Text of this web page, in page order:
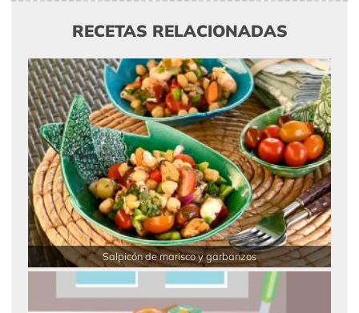
RECETAS RELACIONADAS
Salpicón de marisco y garbanzos